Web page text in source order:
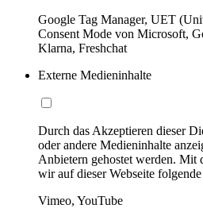
Google Tag Manager, UET
Consent Mode von Microsoft,
Klarna, Freshchat
Externe Medieninhalte
Durch das Akzeptieren dieser
oder andere Medieninhalte
Anbietern gehostet werden. Mit
wir auf dieser Webseite
Vimeo, YouTube